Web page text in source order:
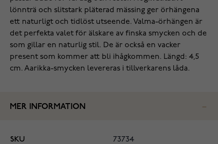
lönnträ och slitstark pläterad mässing ger örhängena
ett naturligt och tidlöst utseende. Valma-örhängen är
det perfekta valet för älskare av finska smycken och de
som gillar en naturlig stil. De är också en vacker
present som kommer att bli ihågkommen. Längd: 4,5
cm. Aarikka-smycken levereras i tillverkarens låda.
MER INFORMATION
SKU 73734